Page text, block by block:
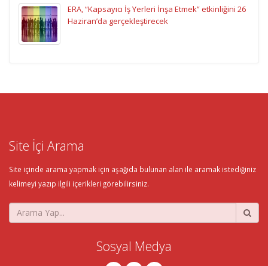
ERA, “Kapsayıcı İş Yerleri İnşa Etmek” etkinliğini 26
Haziran’da gerçekleştirecek
Site İçi Arama
Site içinde arama yapmak için aşağıda bulunan alan ile aramak istediğiniz
kelimeyi yazıp ilgili içerikleri görebilirsiniz.
Sosyal Medya